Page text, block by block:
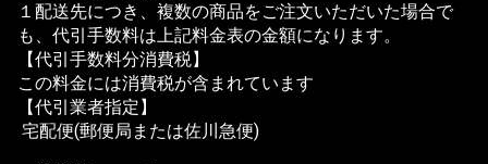
１配送先につき、複数の商品をご注文いただいた場合で
も、代引手数料は上記料金表の金額になります。
【代引手数料分消費税】
この料金には消費税が含まれています
【代引業者指定】
宅配便(郵便局または佐川急便)